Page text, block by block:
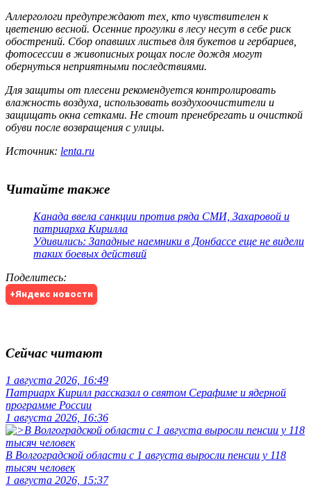
Аллергологи предупреждают тех, кто чувствителен к
цветению весной. Осенние прогулки в лесу несут в себе риск
обострений. Сбор опавших листьев для букетов и гербариев,
фотосессии в живописных рощах после дождя могут
обернуться неприятными последствиями.
Для защиты от плесени рекомендуется контролировать
влажность воздуха, использовать воздухоочистители и
защищать окна сетками. Не стоит пренебрегать и очисткой
обуви после возвращения с улицы.
Источник: lenta.ru
Читайте также
Канада ввела санкции против ряда СМИ, Захаровой и
патриарха Кирилла
Удивились: Западные наемники в Донбассе еще не видели
таких боевых действий
Поделитесь:
+Яндекс новости
Сейчас читают
1 августа 2026, 16:49
Патриарх Кирилл рассказал о святом Серафиме и ядерной
программе России
1 августа 2026, 16:36
В Волгоградской области с 1 августа выросли пенсии у 118
тысяч человек
1 августа 2026, 15:37